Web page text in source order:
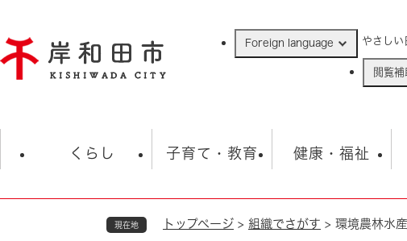
ジ
の
Foreign language やさしい
閲覧補
くらし
住民票・戸籍
子育て・教育
学校 子育て
健康・福祉
福祉・健康・
観光 市
現在地 トップページ > 組織でさがす > 環境農林水